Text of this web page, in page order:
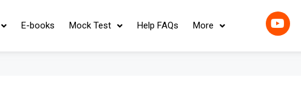
E-books Mock Test Help FAQs More